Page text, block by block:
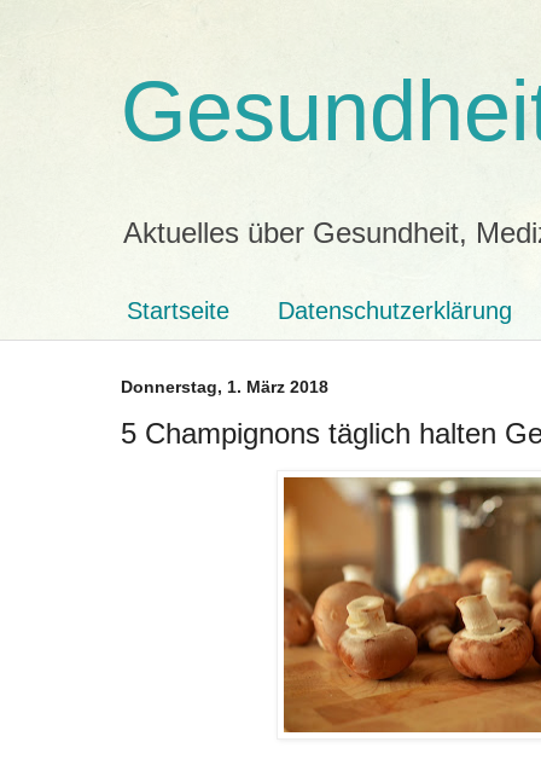
Aktuelles über Gesundheit,
Startseite Datenschutzerklärung
Donnerstag, 1. März 2018
5 Champignons täglich halten